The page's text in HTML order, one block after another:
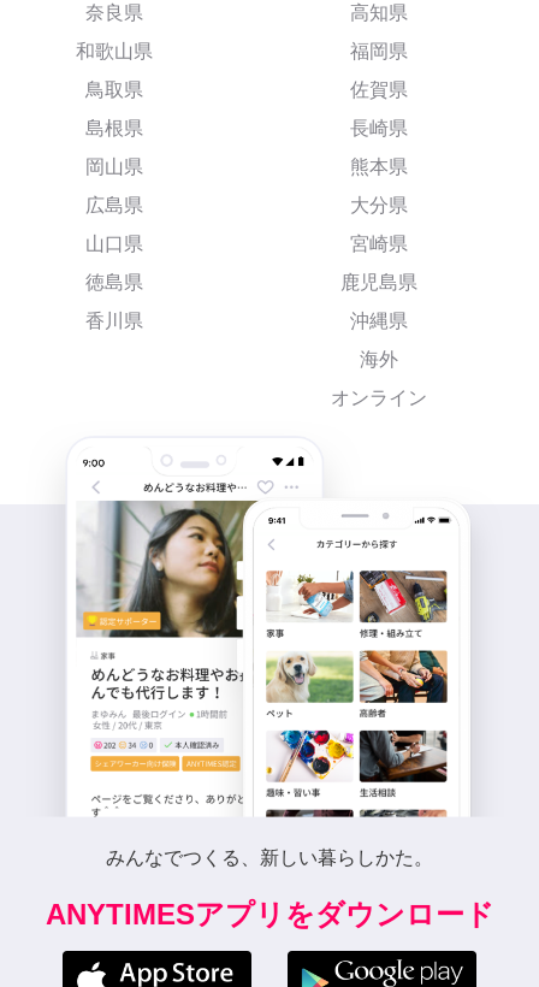
奈良県
和歌山県
鳥取県
島根県
岡山県
広島県
山口県
徳島県
香川県
高知県
福岡県
佐賀県
長崎県
熊本県
大分県
宮崎県
鹿児島県
沖縄県
海外
オンライン
みんなでつくる、新しい暮らしかた。
ANYTIMESアプリをダウンロード